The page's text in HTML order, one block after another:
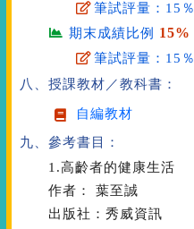
筆試評量：15％
期末成績比例 15%
筆試評量：15％
八、授課教材／教科書：
自編教材
九、參考書目：
1.高齡者的健康生活
作者： 葉至誠
出版社：秀威資訊